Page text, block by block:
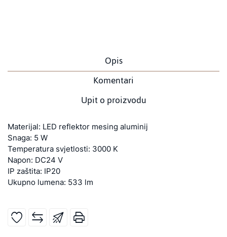
Opis
Komentari
Upit o proizvodu
Materijal: LED reflektor mesing aluminij
Snaga: 5 W
Temperatura svjetlosti: 3000 K
Napon: DC24 V
IP zaštita: IP20
Ukupno lumena: 533 lm